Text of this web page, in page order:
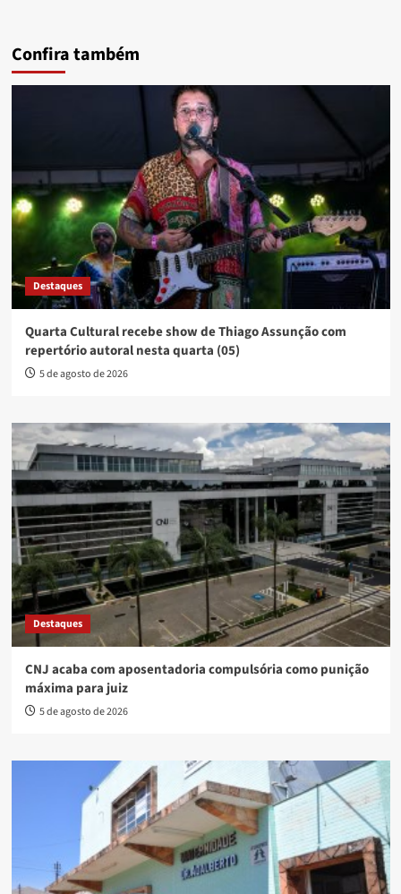
Confira também
Destaques
Quarta Cultural recebe show de Thiago Assunção com
repertório autoral nesta quarta (05)
5 de agosto de 2026
Destaques
CNJ acaba com aposentadoria compulsória como punição
máxima para juiz
5 de agosto de 2026